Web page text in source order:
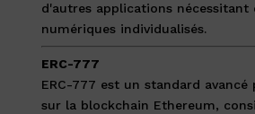
d'autres applications nécessitant
numériques individualisés.
ERC-777
ERC-777 est un standard
sur la blockchain Ethereum,